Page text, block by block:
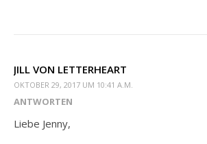
JILL VON LETTERHEART
OKTOBER 29, 2017 UM 10:41 A.M.
ANTWORTEN
Liebe Jenny,